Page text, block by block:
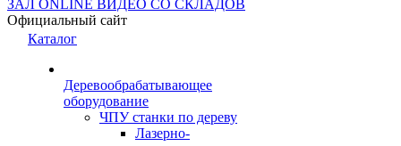
ЗАЛ ONLINE ВИДЕО СО СКЛАДОВ
Официальный сайт
Каталог
Деревообрабатывающее
оборудование
ЧПУ станки по дереву
Лазерно-